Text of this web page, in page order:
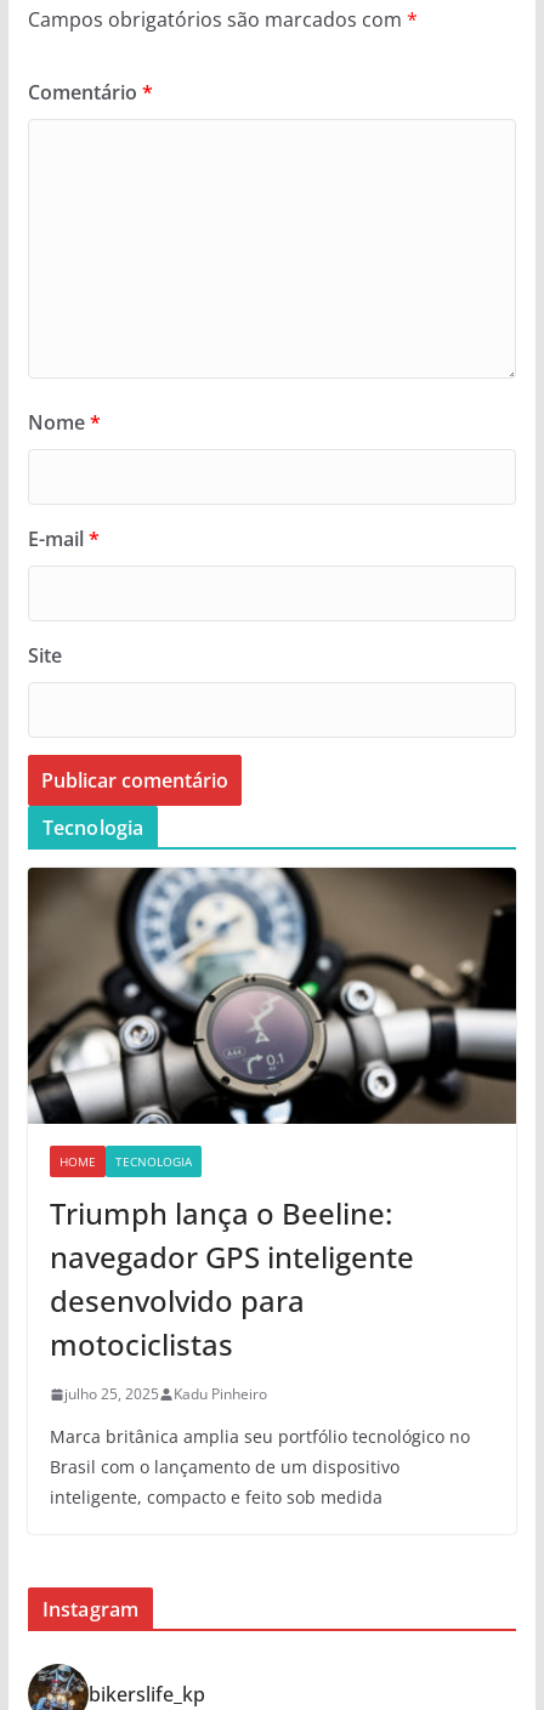
Campos obrigatórios são marcados com *
Comentário *
Nome*
E-mail*
Site
Tecnologia
HOME TECNOLOGIA
Triumph lança o Beeline:
navegador GPS inteligente
desenvolvido para
motociclistas
julho 25, 2025 Kadu Pinheiro
Marca britânica amplia seu portfólio tecnológico no
Brasil com o lançamento de um dispositivo
inteligente, compacto e feito sob medida
Instagram
bikerslife_kp